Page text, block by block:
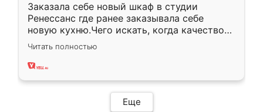
Заказала себе новый шкаф в студии
Ренессанс где ранее заказывала себе
новую кухню.Чего искать, когда качеством
вполне довольна. Служит кухня уже почти
два года, нареканий нет.
Читать полностью
Еще